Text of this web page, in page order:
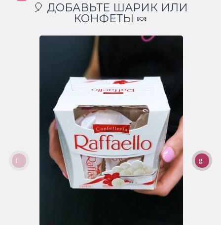
🎈 ДОБАВЬТЕ ШАРИК ИЛИ
КОНФЕТЫ 🍬